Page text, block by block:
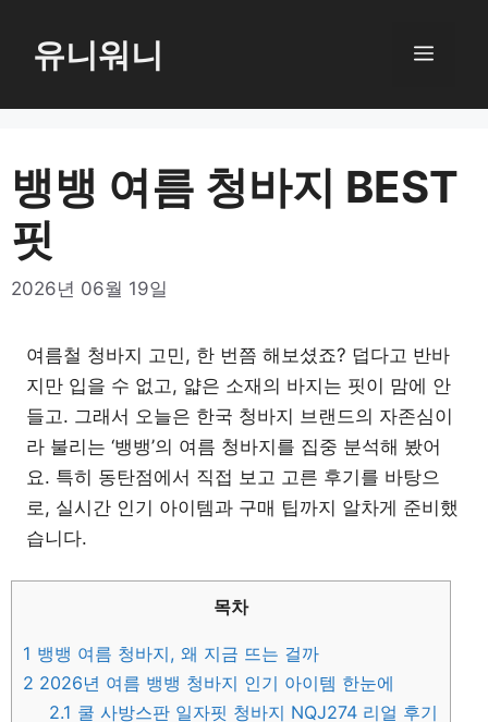
로
너
뛰
기
유니워니 메
뱅뱅 여름 청바지 BEST
핏
2026년 06월 19일
여름철 청바지 고민, 한 번쯤 해보셨죠? 덥다고 반바
지만 입을 수 없고, 얇은 소재의 바지는 핏이 맘에 안
들고. 그래서 오늘은 한국 청바지 브랜드의 자존심이
라 불리는 ‘뱅뱅’의 여름 청바지를 집중 분석해 봤어
요. 특히 동탄점에서 직접 보고 고른 후기를 바탕으
로, 실시간 인기 아이템과 구매 팁까지 알차게 준비했
습니다.
목차
1 뱅뱅 여름 청바지, 왜 지금 뜨는 걸까
2 2026년 여름 뱅뱅 청바지 인기 아이템 한눈에
2.1 쿨 사방스판 일자핏 청바지 NQJ274 리얼 후기